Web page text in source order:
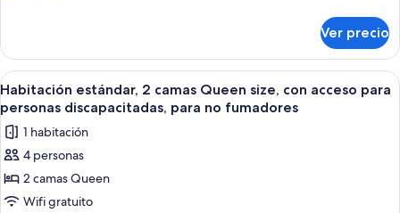
size,
con
acceso
para
personas
discapacitadas,
tina
estándar,
cama
Queen
size,
con
acceso
personas
discapacitadas,
Ver precio
Abrir
todas
las
fotos
de
Habitación
estándar,
Habitación de hotel con dos camas,
10
Habitación estándar, 2 camas Queen size, con acceso para
personas discapacitadas, para no fumadores
1 habitación
4 personas
2 camas Queen
Wifi gratuito